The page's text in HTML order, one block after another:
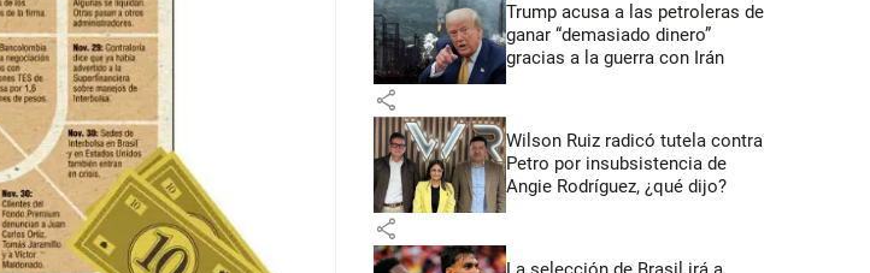
Trump acusa a las petroleras de
ganar “demasiado dinero”
gracias a la guerra con Irán
share
Wilson Ruiz radicó tutela contra
Petro por insubsistencia de
Angie Rodríguez, ¿qué dijo?
share